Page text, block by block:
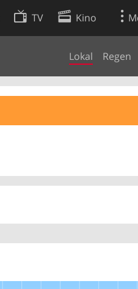
TV Kino
Lokal Regen